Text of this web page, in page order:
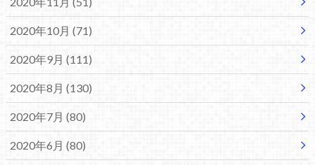
2020年10月 (71)
2020年9月 (111)
2020年8月 (130)
2020年7月 (80)
2020年6月 (80)